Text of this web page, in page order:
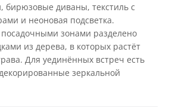
бирюзовые диваны, текстиль с
и неоновая подсветка.
зонами разделено
из дерева, в которых растёт
Для уединённых встреч есть
зеркальной